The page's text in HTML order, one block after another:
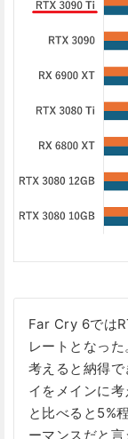
Far Cry 6では
レートとなっ
考えると納得
イをメインに
と比べると5%
ーマンスだと言